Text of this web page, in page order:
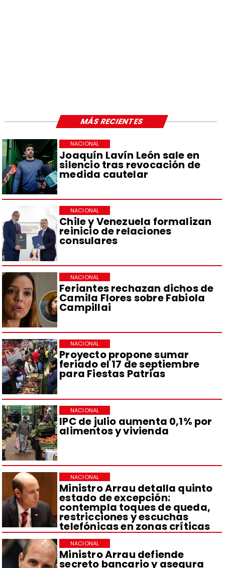
Joaquín Lavín León sale en
silencio tras revocación de
medida cautelar
NACIONAL
Chile y Venezuela formalizan
reinicio de relaciones
consulares
NACIONAL
Feriantes rechazan dichos de
Camila Flores sobre Fabiola
Campillai
NACIONAL
Proyecto propone sumar
feriado el 17 de septiembre
para Fiestas Patrias
NACIONAL
IPC de julio aumenta 0,1% por
alimentos y vivienda
NACIONAL
Ministro Arrau detalla quinto
estado de excepción:
contempla toques de queda,
restricciones y escuchas
telefónicas en zonas críticas
NACIONAL
Ministro Arrau defiende
secreto bancario y asegura
NACIONAL
MÁS RECIENTES